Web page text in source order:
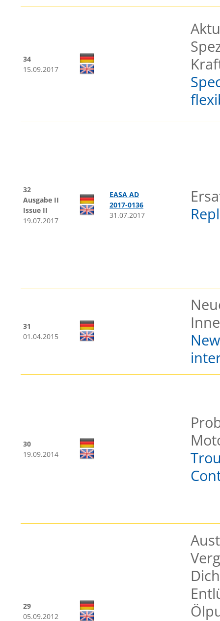
34
15.09.2017
32
Ausgabe II
Issue II
19.07.2017
EASA AD
2017-0136
31.07.2017
31
01.04.2015
30
19.09.2014
29
05.09.2012